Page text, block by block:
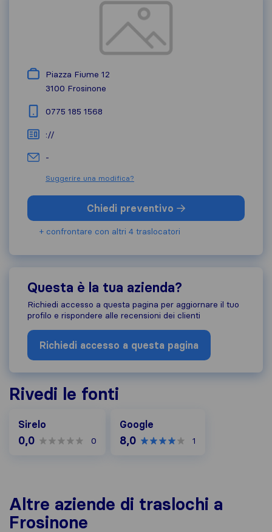
Piazza Fiume 12
3100 Frosinone
0775 185 1568
://
-
Suggerire una modifica?
Chiedi preventivo
+ confrontare con altri 4 traslocatori
Questa è la tua azienda?
Richiedi accesso a questa pagina per aggiornare il tuo
profilo e rispondere alle recensioni dei clienti
Richiedi accesso a questa pagina
Rivedi le fonti
Sirelo
0,0 0
Google
8,0 1
Altre aziende di traslochi a
Frosinone